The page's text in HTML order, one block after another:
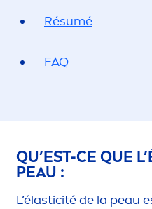
Résumé
FAQ
QU’EST-CE QUE
PEAU :
L’élasticité de la peau